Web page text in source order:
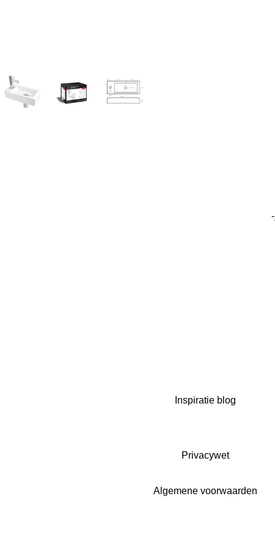
-
Inspiratie blog
Privacywet
Algemene voorwaarden